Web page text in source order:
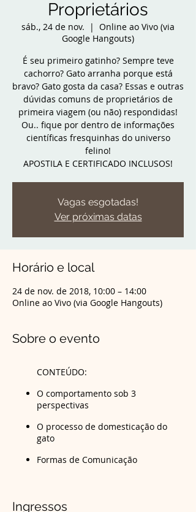
Proprietários
sáb., 24 de nov.
  |
Online ao Vivo (via
Google Hangouts)
É seu primeiro gatinho? Sempre teve
cachorro? Gato arranha porque está
bravo? Gato gosta da casa? Essas e outras
dúvidas comuns de proprietários de
primeira viagem (ou não) respondidas!
Ou.. fique por dentro de informações
científicas fresquinhas do universo
felino!
APOSTILA E CERTIFICADO INCLUSOS!
Vagas esgotadas!
Ver próximas datas
Horário e local
24 de nov. de 2018, 10:00 – 14:00
Online ao Vivo (via Google Hangouts)
Sobre o evento
CONTEÚDO:
O comportamento sob 3
perspectivas
O processo de domesticação do
gato
Formas de Comunicação
Características gerais
Ingressos